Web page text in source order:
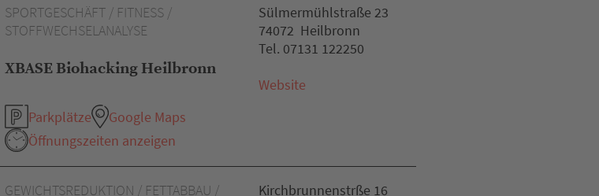
SPORTGESCHÄFT / FITNESS /
STOFFWECHSELANALYSE
XBASE Biohacking Heilbronn
Parkplätze
Google Maps
Öffnungszeiten anzeigen
Sülmermühlstraße 23
74072 Heilbronn
Tel. 07131 122250
Website
GEWICHTSREDUKTION / FETTABBAU /
Kirchbrunnenstrße 16